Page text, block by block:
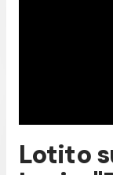
Lotito